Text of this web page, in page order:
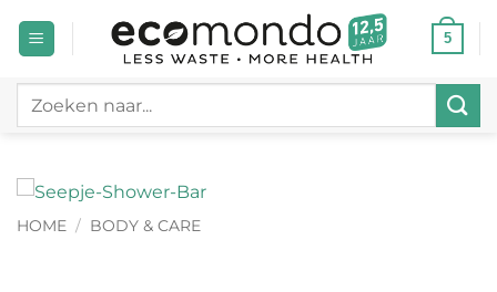
naar
5
Zoeken
HOME / BODY & CARE